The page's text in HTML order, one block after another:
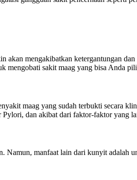
mengakibatkan ketergantungan
mengobati sakit maag yang bisa Anda
maag yang sudah terbukti secara
Pylori, dan akibat dari faktor-faktor yang
manfaat lain dari kunyit adalah